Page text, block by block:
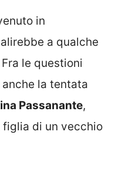
in
a qualche
le questioni
la tentata
Passanante,
di un vecchio